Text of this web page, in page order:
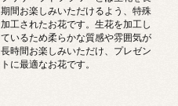
期間お楽しみいただけるよう、特殊
加工されたお花です。生花を加工し
ているため柔らかな質感や雰囲気が
長時間お楽しみいただけ、プレゼン
トに最適なお花です。